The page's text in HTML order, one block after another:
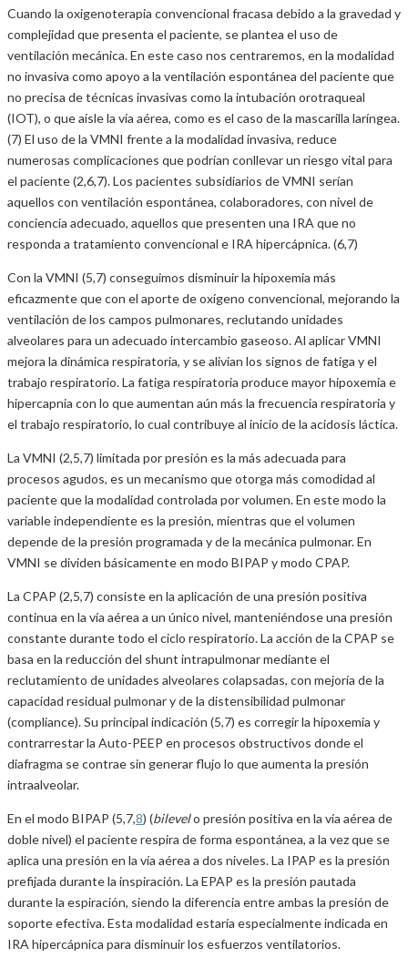
Cuando la oxigenoterapia convencional fracasa debido a la gravedad y
complejidad que presenta el paciente, se plantea el uso de
ventilación mecánica. En este caso nos centraremos, en la modalidad
no invasiva como apoyo a la ventilación espontánea del paciente que
no precisa de técnicas invasivas como la intubación orotraqueal
(IOT), o que aísle la vía aérea, como es el caso de la mascarilla laríngea.
(7) El uso de la VMNI frente a la modalidad invasiva, reduce
numerosas complicaciones que podrían conllevar un riesgo vital para
el paciente (2,6,7). Los pacientes subsidiarios de VMNI serían
aquellos con ventilación espontánea, colaboradores, con nivel de
conciencia adecuado, aquellos que presenten una IRA que no
responda a tratamiento convencional e IRA hipercápnica. (6,7)
Con la VMNI (5,7) conseguimos disminuir la hipoxemia más
eficazmente que con el aporte de oxígeno convencional, mejorando la
ventilación de los campos pulmonares, reclutando unidades
alveolares para un adecuado intercambio gaseoso. Al aplicar VMNI
mejora la dinámica respiratoria, y se alivian los signos de fatiga y el
trabajo respiratorio. La fatiga respiratoria produce mayor hipoxemia e
hipercapnia con lo que aumentan aún más la frecuencia respiratoria y
el trabajo respiratorio, lo cual contribuye al inicio de la acidosis láctica.
La VMNI (2,5,7) limitada por presión es la más adecuada para
procesos agudos, es un mecanismo que otorga más comodidad al
paciente que la modalidad controlada por volumen. En este modo la
variable independiente es la presión, mientras que el volumen
depende de la presión programada y de la mecánica pulmonar. En
VMNI se dividen básicamente en modo BIPAP y modo CPAP.
La CPAP (2,5,7) consiste en la aplicación de una presión positiva
continua en la vía aérea a un único nivel, manteniéndose una presión
constante durante todo el ciclo respiratorio. La acción de la CPAP se
basa en la reducción del shunt intrapulmonar mediante el
reclutamiento de unidades alveolares colapsadas, con mejoría de la
capacidad residual pulmonar y de la distensibilidad pulmonar
(compliance). Su principal indicación (5,7) es corregir la hipoxemia y
contrarrestar la Auto-PEEP en procesos obstructivos donde el
diafragma se contrae sin generar flujo lo que aumenta la presión
intraalveolar.
En el modo BIPAP (5,7,8) (bilevelo presión positiva en la vía aérea de
doble nivel) el paciente respira de forma espontánea, a la vez que se
aplica una presión en la vía aérea a dos niveles. La IPAP es la presión
prefijada durante la inspiración. La EPAP es la presión pautada
durante la espiración, siendo la diferencia entre ambas la presión de
soporte efectiva. Esta modalidad estaría especialmente indicada en
IRA hipercápnica para disminuir los esfuerzos ventilatorios.